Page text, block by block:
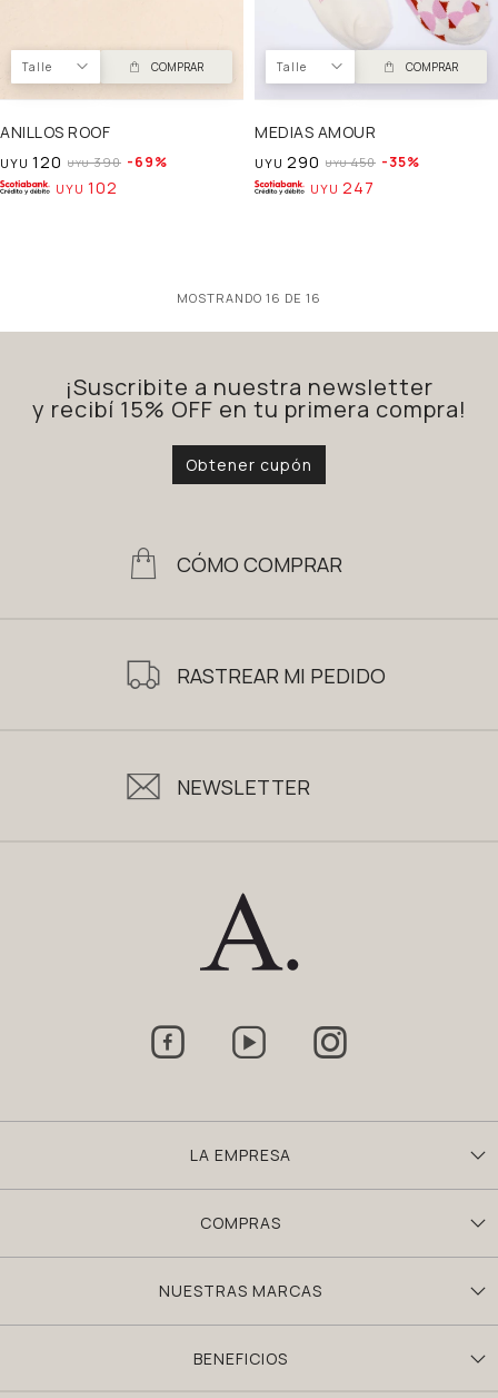
Talle COMPRAR
ANILLOS ROOF
UYU 120 UYU 390 69
UYU 102
Talle COMPRAR
MEDIAS AMOUR
UYU 290 UYU 450 35
UYU 247
MOSTRANDO 16 DE 16
¡Suscribite a nuestra newsletter
y recibí 15% OFF en tu primera compra!
Obtener cupón
CÓMO COMPRAR
RASTREAR MI PEDIDO
NEWSLETTER
LA EMPRESA
COMPRAS
NUESTRAS MARCAS
BENEFICIOS
  